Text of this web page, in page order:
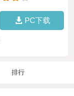
PC下载
排行